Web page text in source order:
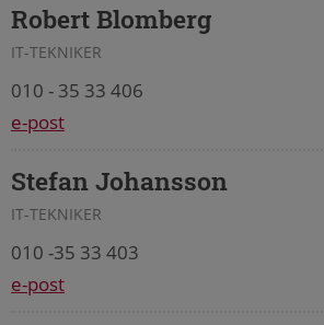
Robert Blomberg
IT-TEKNIKER
010 - 35 33 406
e-post
Stefan Johansson
IT-TEKNIKER
010 -35 33 403
e-post